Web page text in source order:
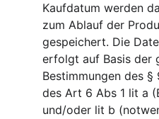
Kaufdatum werden
zum Ablauf der
gespeichert. Die
erfolgt auf Basis der
Bestimmungen des
des Art 6 Abs 1 lit a
und/oder lit b